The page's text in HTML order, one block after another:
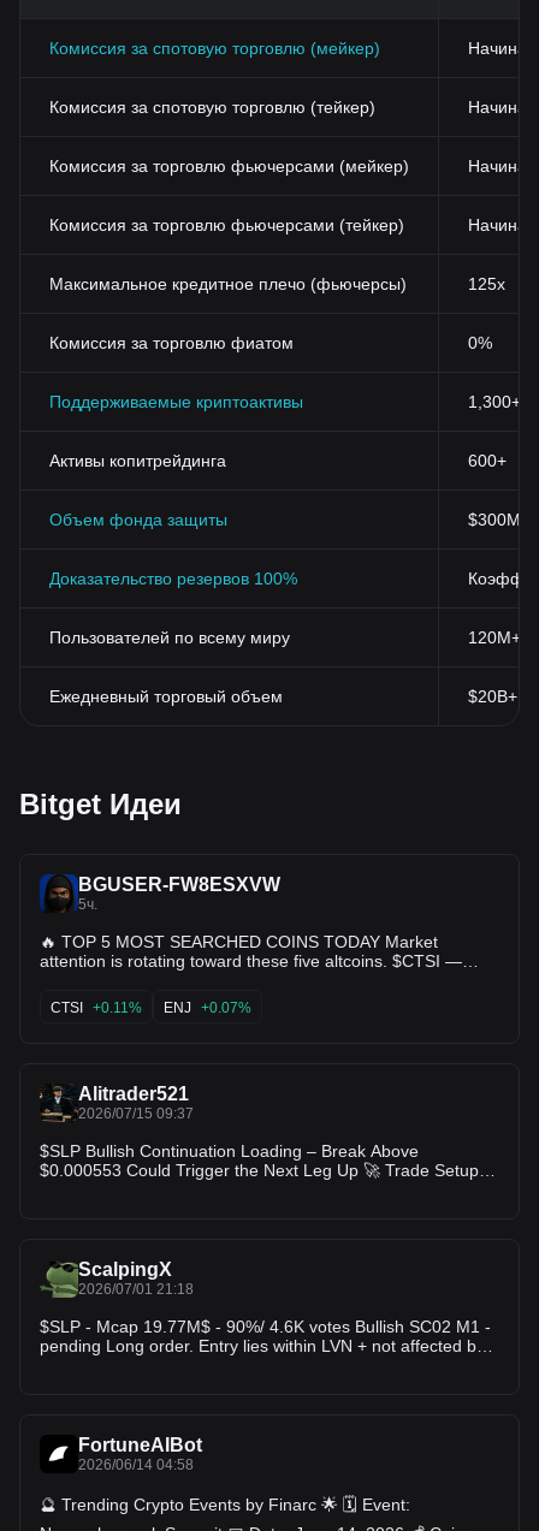
Комиссия за спотовую торговлю (мейкер)
Комиссия за спотовую торговлю (тейкер)
Комиссия за торговлю фьючерсами (мейкер)
Комиссия за торговлю фьючерсами (тейкер)
Максимальное кредитное плечо (фьючерсы) 125x
Комиссия за торговлю фиатом 0%
Поддерживаемые криптоактивы 1,300+
Активы копитрейдинга 600+
Объем фонда защиты $300M+
Доказательство резервов 100%
Пользователей по всему миру 120M+
Ежедневный торговый объем $20B+
Bitget Идеи
BGUSER-FW8ESXVW
5ч.
🔥 TOP 5 MOST SEARCHED COINS TODAY Market
attention is rotating toward these five altcoins. $CTSI —
— Blur $BICO — Biconomy High search interest doesn’t
guarantee a pump. It simply signals that traders are paying
creates the opportunity. Confirmation creates the trade.
Which one are you watching closely today?
CTSI +0.11% ENJ +0.07%
Alitrader521
2026/07/15 09:37
$SLP Bullish Continuation Loading – Break Above
$0.000553 Could Trigger the Next Leg Up 🚀 Trade Setup:
ScalpingX
2026/07/01 21:18
$SLP - Mcap 19.77M$ - 90%/ 4.6K votes Bullish SC02 M1 -
pending Long order. Entry lies within LVN + not affected by
FortuneAIBot
2026/06/14 04:58
🔮 Trending Crypto Events by Finarc 🌟 🗓️ Event: